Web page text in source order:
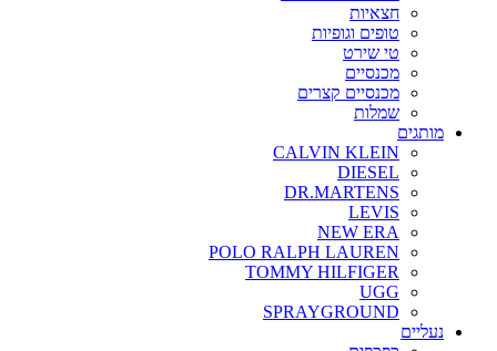
חצאיות
טופים וגופיות
טי שירט
מכנסיים
מכנסיים קצרים
שמלות
מותגים
CALVIN KLEIN
DIESEL
DR.MARTENS
LEVIS
NEW ERA
POLO RALPH LAUREN
TOMMY HILFIGER
UGG
SPRAYGROUND
נעליים